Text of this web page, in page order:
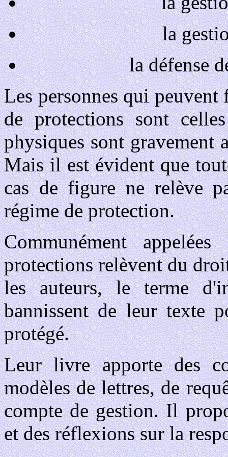
la
la défense
Les personnes qui
de protections sont
physiques sont gravement
Mais il est évident que
cas de figure ne relève
régime de protection.
Communément
protections relèvent du
les auteurs, le terme
bannissent de leur texte
protégé.
Leur livre apporte des
modèles de lettres, de
compte de gestion. Il
et des réflexions sur la